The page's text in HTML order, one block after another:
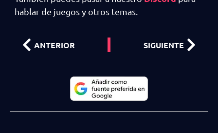
hablar de juegos y otros temas.
ANTERIOR SIGUIENTE